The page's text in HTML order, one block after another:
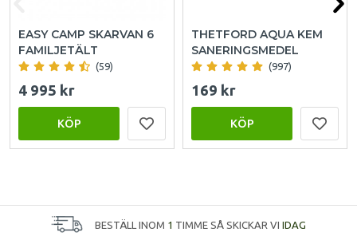
EASY CAMP SKARVAN 6
FAMILJETÄLT
(59)
4 995 kr
KÖP
THETFORD AQUA KEM
SANERINGSMEDEL
(997)
169 kr
KÖP
BESTÄLL INOM 1 TIMME SÅ SKICKAR VI IDAG